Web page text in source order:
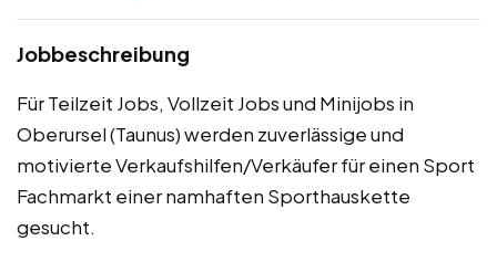
Jobbeschreibung
Für Teilzeit Jobs, Vollzeit Jobs und Minijobs in
Oberursel (Taunus) werden zuverlässige und
motivierte Verkaufshilfen/Verkäufer für einen Sport
Fachmarkt einer namhaften Sporthauskette
gesucht.